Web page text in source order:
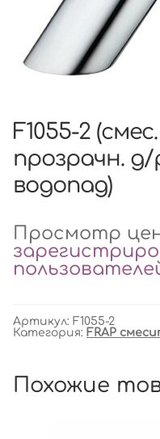
F1055-2
прозрачн. д/
водопад)
Просмотр
Артикул: F1055-2
Категория: FRAP
Похожие